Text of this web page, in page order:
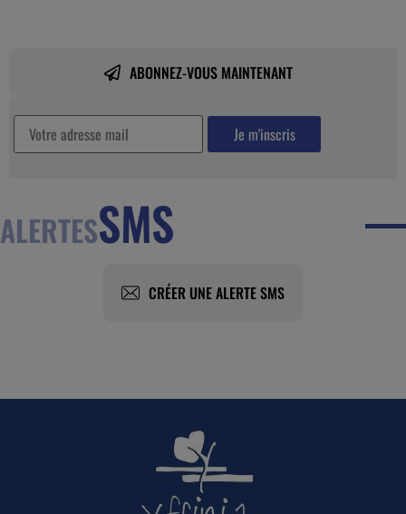
ABONNEZ-VOUS MAINTENANT
ALERTESSMS
CRÉER UNE ALERTE SMS